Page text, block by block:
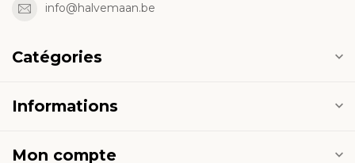
info@halvemaan.be
Catégories
Informations
Mon compte